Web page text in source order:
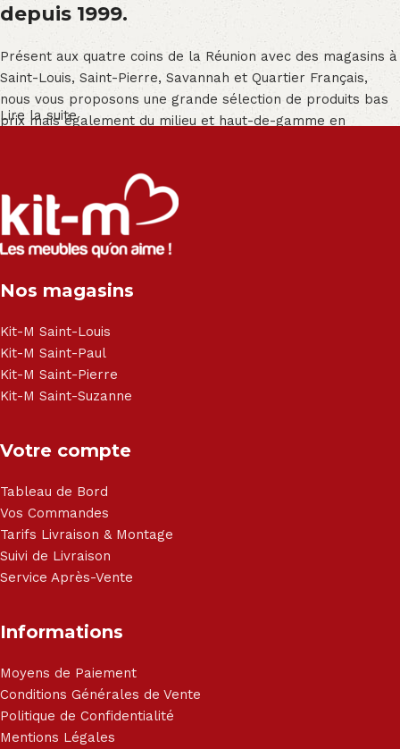
depuis 1999.
Présent aux quatre coins de la Réunion avec des magasins à
Saint-Louis, Saint-Pierre, Savannah et Quartier Français,
nous vous proposons une grande sélection de produits bas
prix mais également du milieu et haut-de-gamme en
Salon angle - Salon convertible - Salon relax - Canapé -
Canapé lit - Cuisine sur-mesure - Fauteuil - Armoire - Table
et chaise - Meuble de salle de bain - Literie - Lit - Bureau -
Électroménager - Télévision led - Réfrigérateur -
- Matelas - Hifi Hitachi, LG, Sharp, Philips, Bosh, Moulinex,
Haier, Sony, Cecotec, Westpoint, Dyson.
Lire la suite
Nos magasins
Kit-M Saint-Louis
Kit-M Saint-Paul
Kit-M Saint-Pierre
Kit-M Saint-Suzanne
Votre compte
Tableau de Bord
Vos Commandes
Tarifs Livraison & Montage
Suivi de Livraison
Service Après-Vente
Informations
Moyens de Paiement
Conditions Générales de Vente
Politique de Confidentialité
Mentions Légales